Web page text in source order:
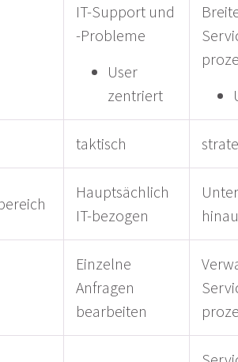
IT-Support und
-Probleme
User
zentriert
taktisch
Hauptsächlich
IT-bezogen
Einzelne
Anfragen
bearbeiten